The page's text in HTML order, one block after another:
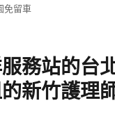
免留車
務站的台
新竹護理